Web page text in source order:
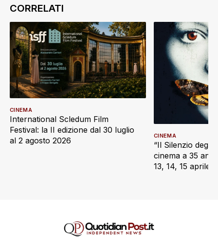
International Scledum Film
Festival: la II edizione dal 30 luglio
al 2 agosto 2026
CINEMA
“Il Silenzio degli
cinema a 35 anni
13, 14, 15 aprile
CINEMA